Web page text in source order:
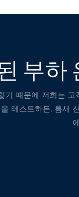
부하
기 때문에 저희는
테스트하든, 틈새